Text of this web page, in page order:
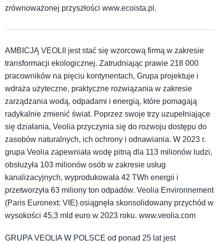
zrównoważonej przyszłości www.ecoista.pl.
AMBICJĄ VEOLII jest stać się wzorcową firmą w zakresie
transformacji ekologicznej. Zatrudniając prawie 218 000
pracowników na pięciu kontynentach, Grupa projektuje i
wdraża użyteczne, praktyczne rozwiązania w zakresie
zarządzania wodą, odpadami i energią, które pomagają
radykalnie zmienić świat. Poprzez swoje trzy uzupełniające
się działania, Veolia przyczynia się do rozwoju dostępu do
zasobów naturalnych, ich ochrony i odnawiania. W 2023 r.
grupa Veolia zapewniała wodę pitną dla 113 milionów ludzi,
obsłużyła 103 milionów osób w zakresie usług
kanalizacyjnych, wyprodukowała 42 TWh energii i
przetworzyła 63 miliony ton odpadów. Veolia Environnement
(Paris Euronext: VIE) osiągnęła skonsolidowany przychód w
wysokości 45,3 mld euro w 2023 roku. www.veolia.com
GRUPA VEOLIA W POLSCE od ponad 25 lat jest